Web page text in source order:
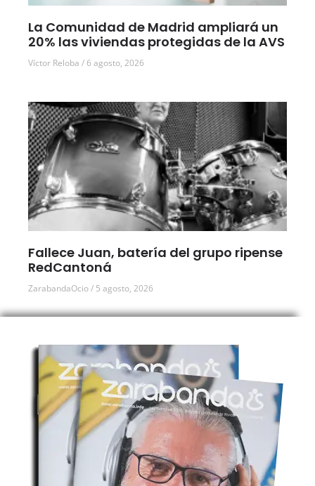
La Comunidad de Madrid ampliará un
20% las viviendas protegidas de la AVS
Víctor Reloba 6 agosto, 2026
Fallece Juan, batería del grupo ripense
RedCantoná
ZarabandaOcio 5 agosto, 2026